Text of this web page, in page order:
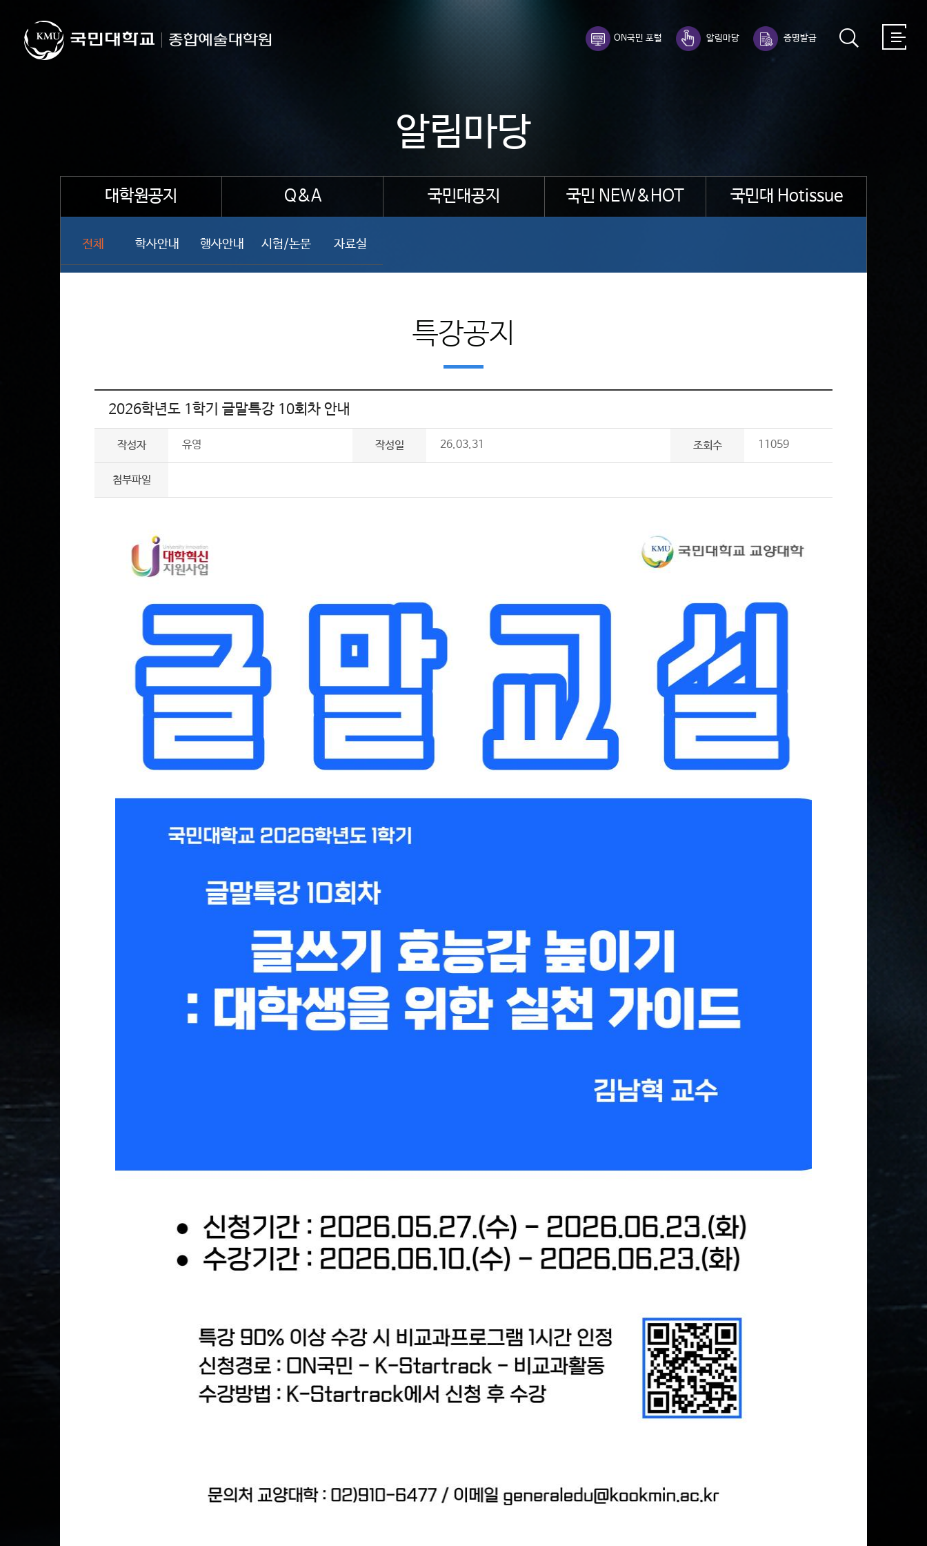
ON국민 포털 알림마당 증명발급
알림마당
대학원공지
전체 학사안내 행사안내 시험/논문 자료실
Q&A 국민대공지 국민 NEW&HOT 국민대 Hotissue
특강공지
2026학년도 1학기 글말특강 10회차 안내
작성자 유영 작성일 26.03.31 조회수 11059
첨부파일